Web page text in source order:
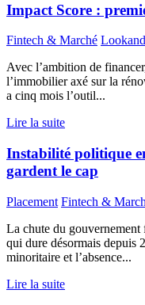
Impact Score :
Fintech & Marché
Avec l’ambition de
l’immobilier axé sur la
a cinq mois l’outil...
Lire la suite
Instabilité politique
gardent le cap
Placement Fintech &
La chute du gouvernement
qui dure désormais depuis
minoritaire et l’absence...
Lire la suite